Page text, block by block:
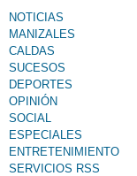
NOTICIAS
MANIZALES
CALDAS
SUCESOS
DEPORTES
OPINIÓN
SOCIAL
ESPECIALES
ENTRETENIMIENTO
SERVICIOS RSS